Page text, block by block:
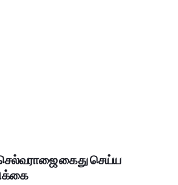
செல்வராஜை கைது செய்ய